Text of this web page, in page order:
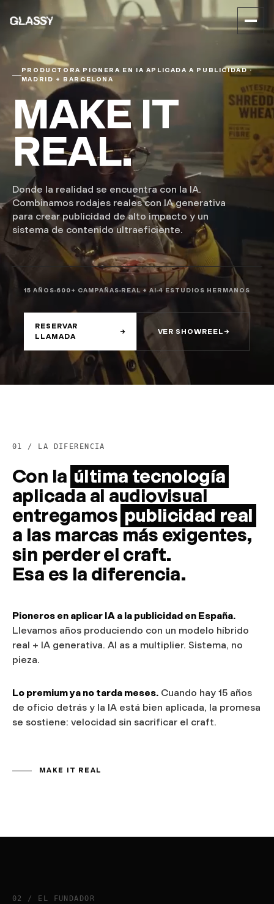
PRODUCTORA PIONERA EN IA APLICADA A PUBLICIDAD ·
MADRID + BARCELONA
MAKE IT
REAL.
Donde la realidad se encuentra con la IA.
Combinamos rodajes reales con IA generativa
para crear publicidad de alto impacto y un
sistema de contenido ultraeficiente.
15 AÑOS 600+ CAMPAÑAS REAL + AI 4 ESTUDIOS HERMANOS
RESERVAR
LLAMADA
→ VER SHOWREEL →
01 / LA DIFERENCIA
Con la última tecnología
aplicada al audiovisual
entregamos publicidad real
a las marcas más exigentes,
sin perder el craft.
Esa es la diferencia.
Pioneros en aplicar IA a la publicidad en España.
Llevamos años produciendo con un modelo híbrido
real + IA generativa. AI as a multiplier. Sistema, no
pieza.
Lo premium ya no tarda meses. Cuando hay 15 años
de oficio detrás y la IA está bien aplicada, la promesa
se sostiene: velocidad sin sacrificar el craft.
MAKE IT REAL
02 / EL FUNDADOR